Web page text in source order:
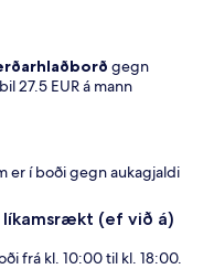
gegn
27.5 EUR á mann
er í boði gegn aukagjaldi
líkamsrækt (ef við á)
frá kl. 10:00 til kl. 18:00.